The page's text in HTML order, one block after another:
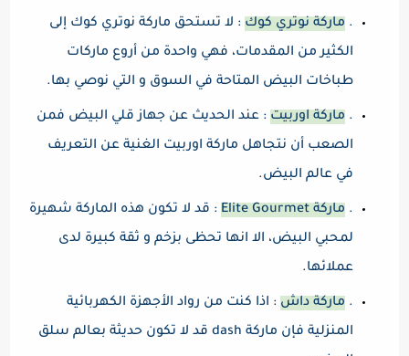
. ماركة نوتري كوك : لا تستحق ماركة نوتري كوك إلى
الكثير من المقدمات، فهي واحدة من أروع ماركات
طباخات البيض المتاحة في السوق و التي نوصي بها.
. ماركة اوربيت : عند الحديث عن جهاز قلي البيض فمن
الصعب أن نتجاهل ماركة اوربيت الغنية عن التعريف
في عالم البيض.
. ماركة Elite Gourmet
: قد لا تكون هذه الماركة شهيرة
لمحبي البيض، الا انها تحظى بزخم و ثقة كبيرة لدى
عملائها.
. ماركة داش : اذا كنت من رواد الأجهزة الكهربائية
المنزلية فإن ماركة dash قد لا تكون حديثة بعالم سلق